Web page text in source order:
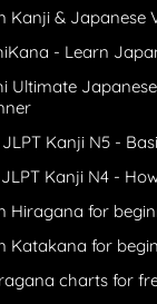
Kanji & Japanese
- Learn
Ultimate
JLPT Kanji N5 -
JLPT Kanji N4 -
Hiragana for
Katakana for
charts for